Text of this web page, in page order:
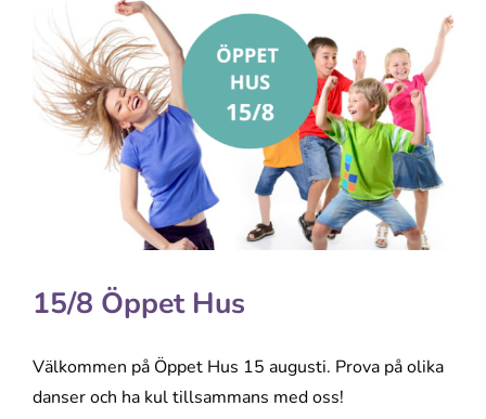
15/8 Öppet Hus
Välkommen på Öppet Hus 15 augusti. Prova på olika
danser och ha kul tillsammans med oss!